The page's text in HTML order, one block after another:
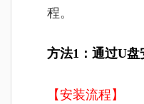
程。
方法1：通过U盘
【安装流程】